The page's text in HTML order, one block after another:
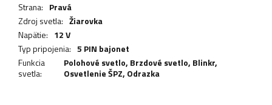
Strana: Pravá
Zdroj svetla: Žiarovka
Napätie: 12 V
Typ pripojenia: 5 PIN bajonet
Funkcia
svetla:
Polohové svetlo, Brzdové svetlo, Blinkr,
Osvetlenie ŠPZ, Odrazka